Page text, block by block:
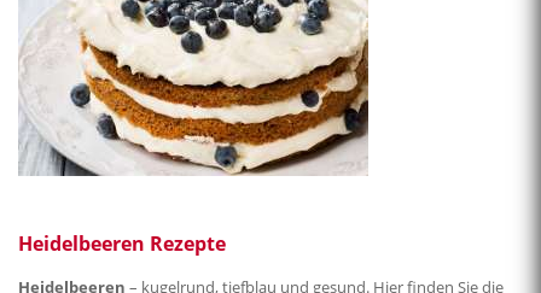
Heidelbeeren Rezepte
Heidelbeeren – kugelrund, tiefblau und gesund. Hier finden Sie die